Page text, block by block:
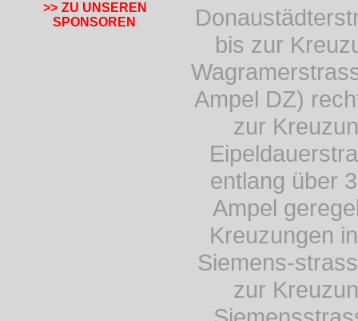
>> ZU UNSEREN
SPONSOREN
bis zur
Ampel DZ)
zur
entlang über
Ampel
Kreuzungen
Siemens-
zur